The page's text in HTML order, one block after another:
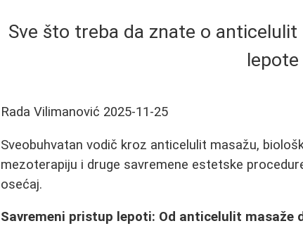
Sve što treba da znate o
lepote
Rada Vilimanović 2025-11-25
Sveobuhvatan vodič kroz anticelulit masažu,
mezoterapiju i druge savremene estetske
osećaj.
Savremeni pristup lepoti: Od anticelulit masaže